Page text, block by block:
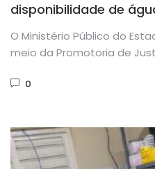
disponibilidade de
esgotamento sanitário
de Arneiroz
O Ministério Público do
meio da Promotoria de
0